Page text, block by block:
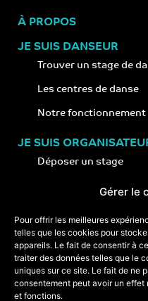
Gérer le
Pour offrir les meilleures
telles que les cookies pour
appareils. Le fait de consentir à
traiter des données telles que le
uniques sur ce site. Le fait de ne
consentement peut avoir un
et fonctions.
À PROPOS
JE SUIS DANSEUR
Trouver un stage de
Les centres de danse
Notre fonctionnement
JE SUIS
Déposer un stage
Notre concept
CONTACT
+33 (0)6 74 89 64 59